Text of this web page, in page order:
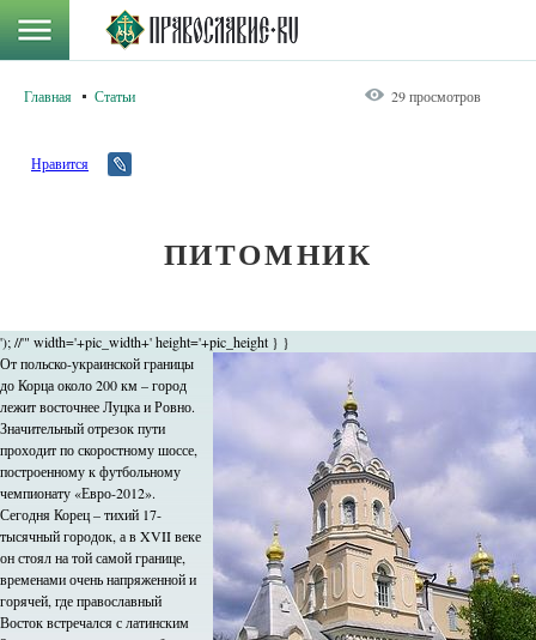
Главная Статьи 29 просмотров
Нравится
ПИТОМНИК
'); //'" width='+pic_width+' height='+pic_height } }
От польско-украинской границы
до Корца около 200 км – город
лежит восточнее Луцка и Ровно.
Значительный отрезок пути
проходит по скоростному шоссе,
построенному к футбольному
чемпионату «Евро-2012».
Сегодня Корец – тихий 17-
тысячный городок, а в XVII веке
он стоял на той самой границе,
временами очень напряженной и
горячей, где православный
Восток встречался с латинским